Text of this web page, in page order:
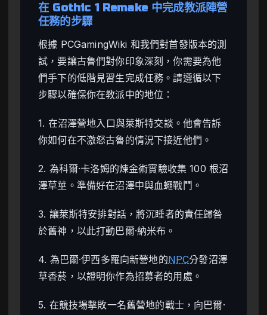
在 Gothic 1 Remake 中完成教派陣營
任務的步驟
根據 PCGamingWiki 和我們對首發版本的測
試，要讓古魯們對你印象深刻，你需要為他
們手下的低階見習生完成任務。請遵循以下
步驟以確保你在教派中的地位：
1. 在沼澤營地入口與萊斯特交談。他會告訴
你如何在不激怒古魯的情況下接近他們。
2. 為科爾·卡洛姆的煉金術實驗收集 100 根沼
澤草莖。準備好在沼澤中與血蠅戰鬥。
3. 讓萊斯特安排對話，將沉睡者的責任歸咎
於舊神，以此打動巴爾·納米布。
4. 為巴爾·伊西多羅向新營地的NPC分發沼澤
草香菸，以證明你作為招募者的用處。
5. 在競技場擊敗一名舊營地的戰士，向巴爾·